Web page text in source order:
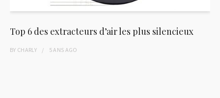
Top 6 des extracteurs d’air les plus silencieux
BY CHARLY 5 ANS AGO